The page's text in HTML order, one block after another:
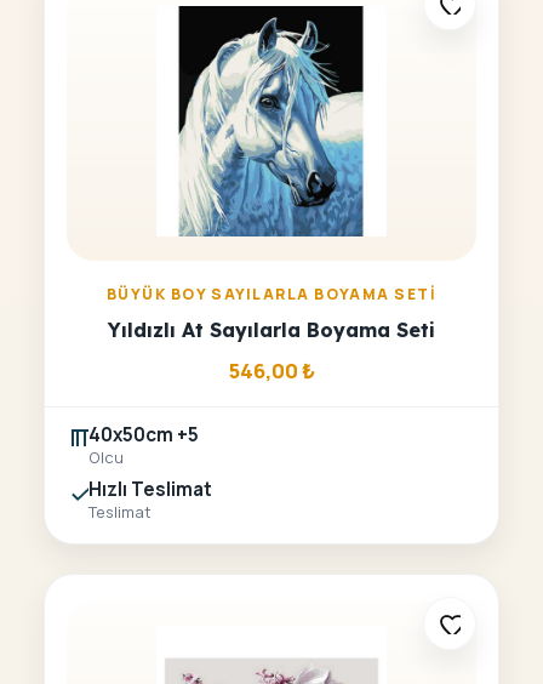
BÜYÜK BOY SAYILARLA BOYAMA SETI
Yıldızlı At Sayılarla Boyama Seti
546,00₺
40x50cm +5
Olcu
Hızlı Teslimat
Teslimat